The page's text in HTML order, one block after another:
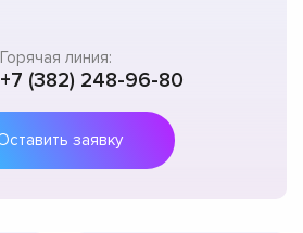
Горячая линия:
+7 (382) 248-96-80
Оставить заявку